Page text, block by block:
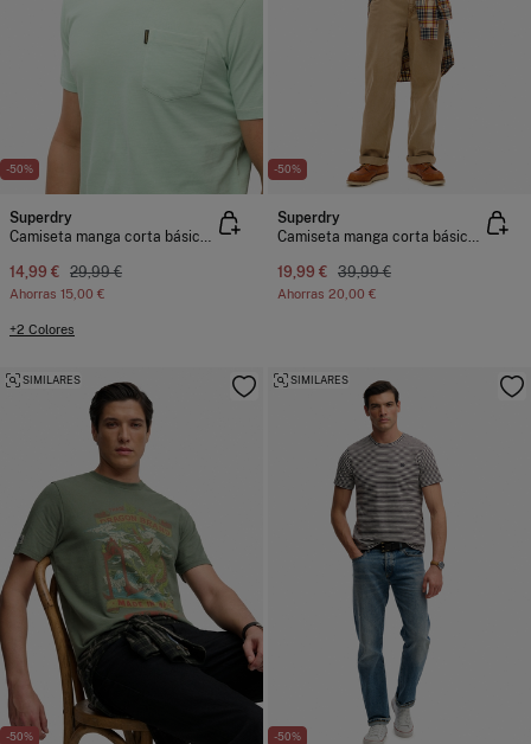
-50%
Superdry
Camiseta manga corta básica con bolsillo
14,99 € 29,99 €
Ahorras 15,00 €
+2 Colores
-50%
Superdry
Camiseta manga corta básica con logotipo grande
19,99 € 39,99 €
Ahorras 20,00 €
-50%
SIMILARES
-50%
SIMILARES